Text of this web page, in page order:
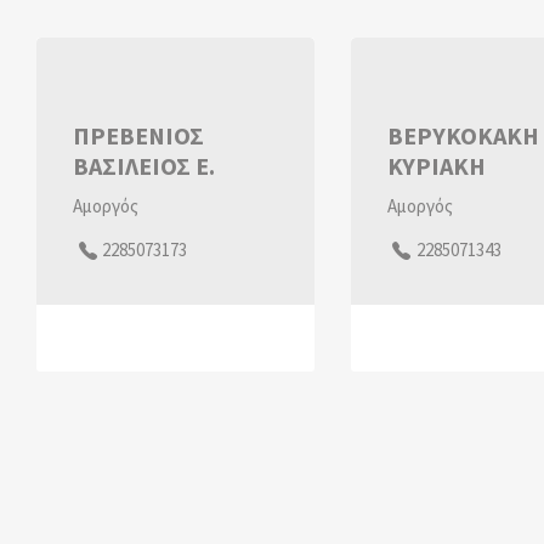
ΠΡΕΒΕΝΙΟΣ
ΒΑΣΙΛΕΙΟΣ Ε.
Αμοργός
2285073173
ΒΕΡΥΚΟΚΑΚΗ
ΚΥΡΙΑΚΗ
Αμοργός
2285071343